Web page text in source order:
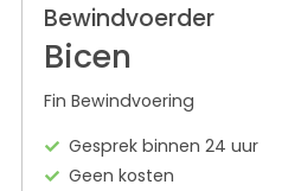
Bewindvoerder
Bicen
Fin Bewindvoering
Gesprek binnen 24 uur
Geen kosten